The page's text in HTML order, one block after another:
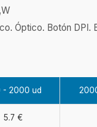
Óptico. Botón DPI.
- 2000 ud
5.7 €